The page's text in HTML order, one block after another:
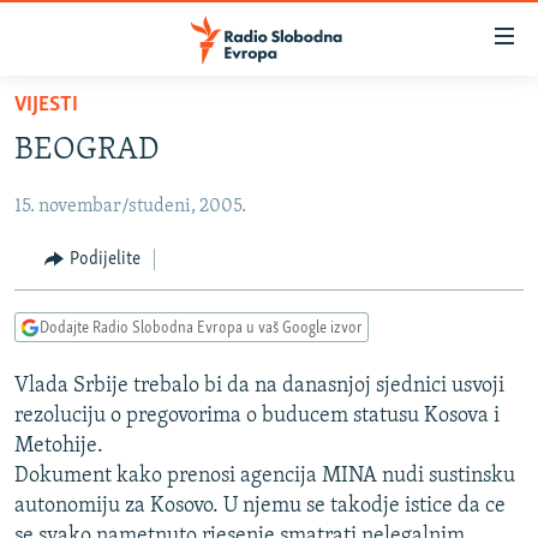
Pređite
glavni
Pređite
Pređite
pretragu
SRBIJA
KOSOVO
VIZUELNO
VIDEO
FOTOGALERIJE
INFOGRAFIKE
PODCASTI
RAT U UKRAJINI
KINA NA BALKANU
RSE PRIČE IZ SVIJETA
VIJESTI
BEOGRAD
15. novembar/studeni, 2005.
Podijelite
Dodajte Radio Slobodna Evropa u vaš Google izvor
Vlada Srbije trebalo bi da na danasnjoj sjednici usvoji
rezoluciju o pregovorima o buducem statusu Kosova i
Metohije.
Dokument kako prenosi agencija MINA nudi sustinsku
autonomiju za Kosovo. U njemu se takodje istice da ce